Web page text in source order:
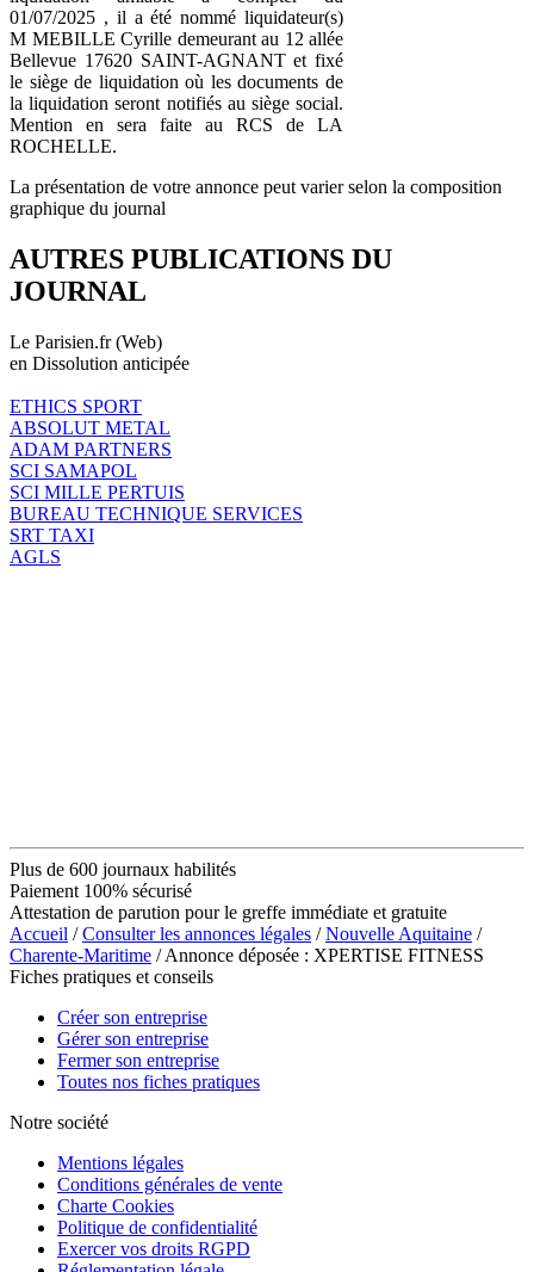
01/07/2025 , il a été nommé liquidateur(s)
M MEBILLE Cyrille demeurant au 12 allée
Bellevue 17620 SAINT-AGNANT et fixé
le siège de liquidation où les documents de
la liquidation seront notifiés au siège social.
Mention en sera faite au RCS de LA
ROCHELLE.
La présentation de votre annonce peut varier selon la composition
graphique du journal
AUTRES PUBLICATIONS DU
JOURNAL
Le Parisien.fr (Web)
en Dissolution anticipée
ETHICS SPORT
ABSOLUT METAL
ADAM PARTNERS
SCI SAMAPOL
SCI MILLE PERTUIS
BUREAU TECHNIQUE SERVICES
SRT TAXI
AGLS
Plus de 600 journaux habilités
Paiement 100% sécurisé
Attestation de parution pour le greffe immédiate et gratuite
Accueil /Consulter les annonces légales /Nouvelle Aquitaine /
Charente-Maritime / Annonce déposée : XPERTISE FITNESS
Fiches pratiques et conseils
Créer son entreprise
Gérer son entreprise
Fermer son entreprise
Toutes nos fiches pratiques
Notre société
Mentions légales
Conditions générales de vente
Charte Cookies
Politique de confidentialité
Exercer vos droits RGPD